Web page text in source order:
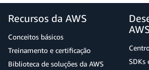
Recursos da AWS
Conceitos básicos
Treinamento e certificação
Biblioteca de soluções da AWS
SDKs